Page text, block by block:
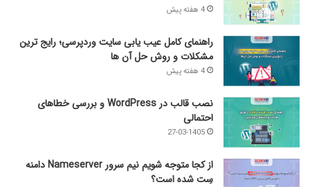
4 هفته پیش
راهنمای کامل عیب‌ یابی سایت وردپرسی؛ رایج‌ ترین
مشکلات و روش حل آن‌ ها
4 هفته پیش
نصب قالب در WordPress و بررسی خطاهای
احتمالی
27-03-1405
از کجا متوجه شویم نیم ‌سرور Nameserver دامنه
سِت شده است؟